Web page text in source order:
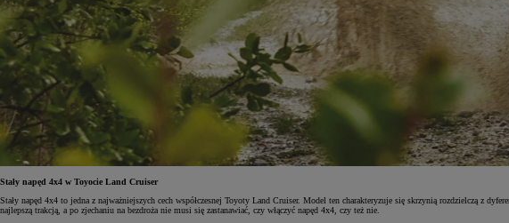
Stały napęd 4x4 w Toyocie Land Cruiser
Stały napęd 4x4 to jedna z najważniejszych cech współczesnej Toyoty Land Cruiser. Model ten charakteryzuje się skrzynią rozdzielczą z
najlepszą trakcją, a po zjechaniu na bezdroża nie musi się zastanawiać, czy włączyć napęd 4x4, czy też nie.